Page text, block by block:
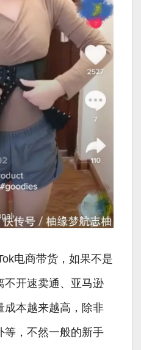
电商带货，如果不是
不开速卖通、亚马逊
成本越来越高，除非
等，不然一般的新手